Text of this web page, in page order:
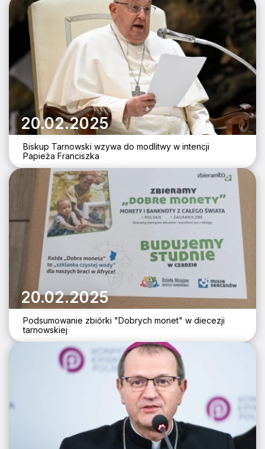
20.02.2025
Biskup Tarnowski wzywa do modlitwy w intencji
Papieża Franciszka
20.02.2025
Podsumowanie zbiórki "Dobrych monet" w diecezji
tarnowskiej